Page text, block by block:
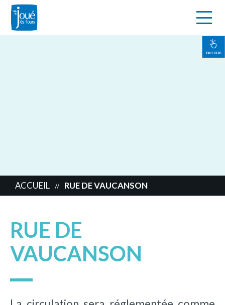
EN 1 CLIC
ACCUEIL // RUE DE VAUCANSON
RUE DE
VAUCANSON